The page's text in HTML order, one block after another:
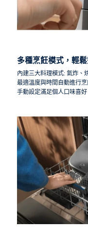
多種烹飪模式，輕
內建三大料理模式: 氣炸、
最適溫度與時間自動進行
手動設定滿足個人口味喜好